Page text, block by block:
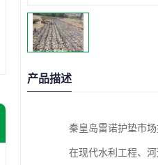
产品描述
秦皇岛雷诺护垫市
在现代水利工程、